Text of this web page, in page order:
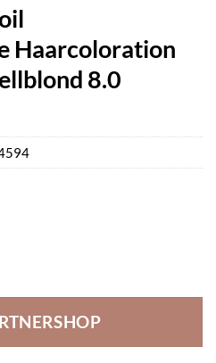
Haarcoloration
8.0